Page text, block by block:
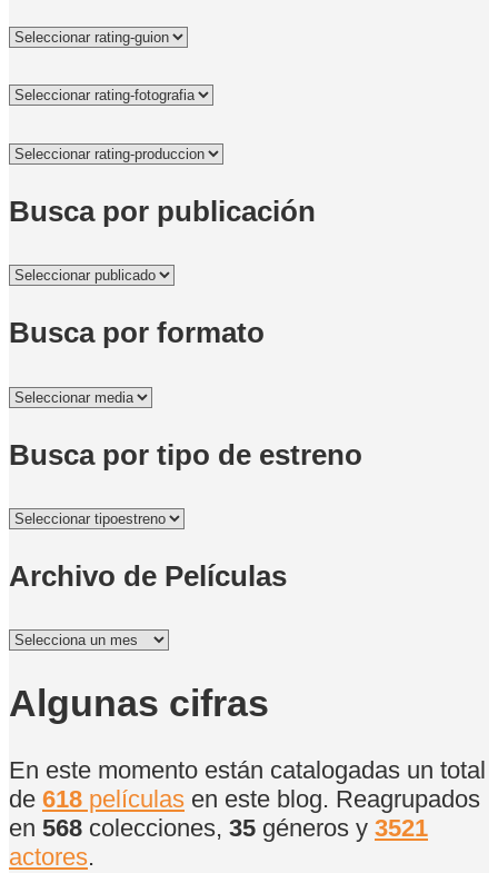
Busca por publicación
Busca por formato
Busca por tipo de estreno
Archivo de Películas
Archivo
Películas
Algunas cifras
En este momento están catalogadas un total
de 618 películas en este blog. Reagrupados
en 568 colecciones, 35 géneros y 3521
actores.